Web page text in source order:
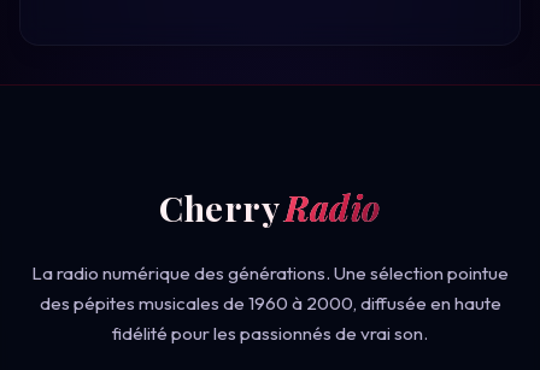
CherryRadio
La radio numérique des générations. Une sélection pointue
des pépites musicales de 1960 à 2000, diffusée en haute
fidélité pour les passionnés de vrai son.